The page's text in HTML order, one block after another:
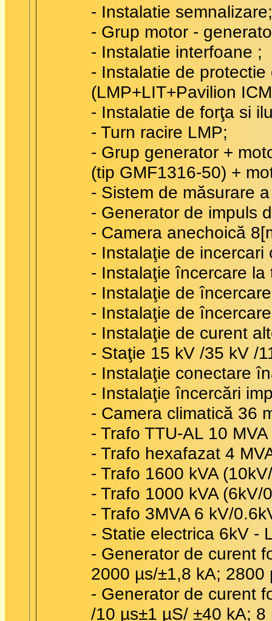
- Instalatie semnalizare;
- Grup motor -
- Instalatie interfoane ;
- Instalatie de
(LMP+LIT+Pavilion
- Instalatie de forţa si
- Turn racire LMP;
- Grup generator +
(tip GMF1316-50) +
- Sistem de măsurare
- Generator de impuls
- Camera anechoică
- Instalaţie de incercari
- Instalaţie încercare
- Instalaţie de
- Instalaţie de
- Instalaţie de curent
- Staţie 15 kV /35 kV /
- Instalaţie conectare
- Instalaţie încercări
- Camera climatică 36
- Trafo TTU-AL 10
- Trafo hexafazat 4
- Trafo 1600 kVA
- Trafo 1000 kVA (6kV/
- Trafo 3MVA 6 kV/
- Statie electrica 6kV -
- Generator de curent
2000 µs/±1,8 kA;
- Generator de curent
/10 µs±1 µS/ ±40 kA;